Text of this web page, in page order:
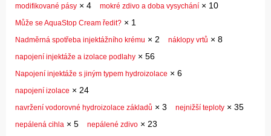
modifikované pásy × 4 mokré zdivo a doba vysychání × 10
Může se AquaStop Cream ředit? × 1
Nadměrná spotřeba injektážního krému × 2 náklopy vrtů × 8
napojení injektáže a izolace podlahy × 56
Napojení injektáže s jiným typem hydroizolace × 6
napojení izolace × 24
navržení vodorovné hydroizolace základů × 3 nejnižší teploty × 35
nepálená cihla × 5 nepálené zdivo × 23